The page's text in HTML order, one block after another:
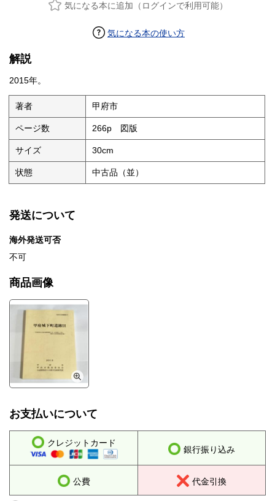
気になる本に追加（ログインで利用可能）
気になる本の使い方
解説
2015年。
著者 甲府市
ページ数 266p 図版
サイズ 30cm
状態 中古品（並）
発送について
海外発送可否
不可
商品画像
お支払いについて
クレジットカード
銀行振り込み
公費 代金引換